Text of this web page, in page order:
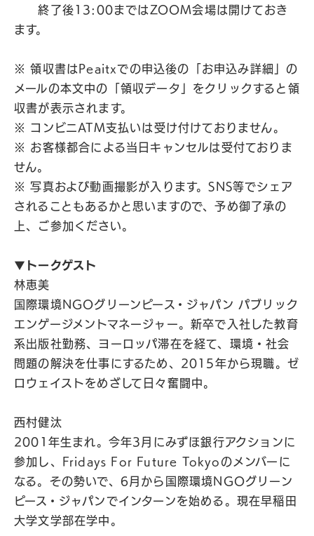
終了後13:00まではZOOM会場は開けておき
ます。
※ 領収書はPeaitxでの申込後の「お申込み詳細」の
メールの本文中の「領収データ」をクリックすると領
収書が表示されます。
※ コンビニATM支払いは受け付けておりません。
※ お客様都合による当日キャンセルは受付ておりま
せん。
※ 写真および動画撮影が入ります。SNS等でシェア
されることもあるかと思いますので、予め御了承の
上、ご参加ください。
▼トークゲスト
林恵美
国際環境NGOグリーンピース・ジャパン パブリック
エンゲージメントマネージャー。新卒で入社した教育
系出版社勤務、ヨーロッパ滞在を経て、環境・社会
問題の解決を仕事にするため、2015年から現職。ゼ
ロウェイストをめざして日々奮闘中。
西村健汰
2001年生まれ。今年3月にみずほ銀行アクションに
参加し、Fridays For Future Tokyoのメンバーに
なる。その勢いで、6月から国際環境NGOグリーン
ピース・ジャパンでインターンを始める。現在早稲田
大学文学部在学中。